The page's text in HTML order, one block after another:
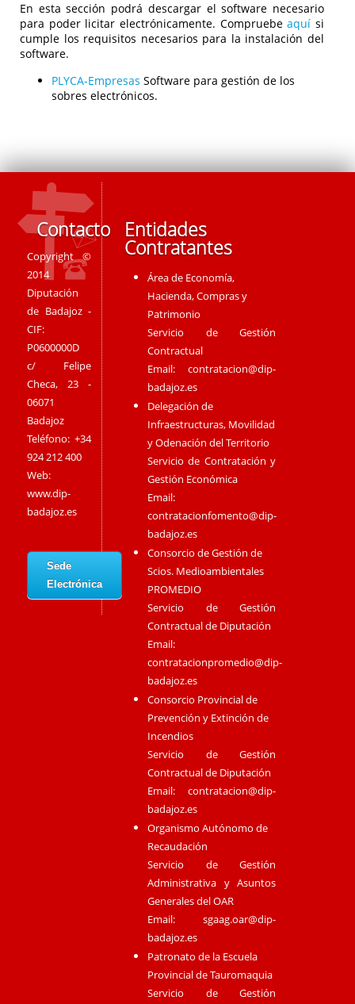
En esta sección podrá descargar el software necesario
para poder licitar electrónicamente. Compruebeaquí si
cumple los requisitos necesarios para la instalación del
software.
PLYCA-Empresas Software para gestión de los
sobres electrónicos.
Contacto
Copyright ©
2014
Diputación
de Badajoz -
CIF:
P0600000D
c/ Felipe
Checa, 23 -
06071
Badajoz
Teléfono: +34
924 212 400
Web:
www.dip-
badajoz.es
Sede
Electrónica
Entidades
Contratantes
Área de Economía,
Hacienda, Compras y
Patrimonio
Servicio de Gestión
Contractual
Email:contratacion@dip-
badajoz.es
Delegación de
Infraestructuras, Movilidad
y Odenación del Territorio
Servicio de Contratación y
Gestión Económica
Email:
contratacionfomento@dip-
badajoz.es
Consorcio de Gestión de
Scios. Medioambientales
PROMEDIO
Servicio de Gestión
Contractual de Diputación
Email:
contratacionpromedio@dip-
badajoz.es
Consorcio Provincial de
Prevención y Extinción de
Incendios
Servicio de Gestión
Contractual de Diputación
Email:contratacion@dip-
badajoz.es
Organismo Autónomo de
Recaudación
Servicio de Gestión
Administrativa y Asuntos
Generales del OAR
Email:sgaag.oar@dip-
badajoz.es
Patronato de la Escuela
Provincial de Tauromaquia
Servicio de Gestión